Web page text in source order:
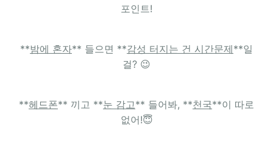
포인트!
**밤에 혼자** 들으면 **감성 터지는 건 시간문제**일
걸? 😉
**헤드폰** 끼고 **눈 감고** 들어봐, **천국**이 따로
없어!😇